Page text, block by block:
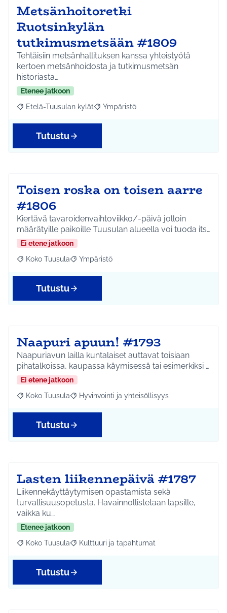
Metsänhoitoretki
Ruotsinkylän
tutkimusmetsään #1809
Tehtäisiin metsänhallituksen kanssa yhteistyötä
kertoen metsänhoidosta ja tutkimusmetsän
historiasta…
Etenee jatkoon
Rajaa tulokset aihepiirin mukaan: Etelä-Tuusulan kylät
Etelä-Tuusulan kylät Rajaa tulokset teeman mukaan:
Ympäristö
Tutustu
Toisen roska on toisen aarre
#1806
Kiertävä tavaroidenvaihtoviikko/-päivä jolloin
määrätyille paikoille Tuusulan alueella voi tuoda its…
Ei etene jatkoon
Rajaa tulokset aihepiirin mukaan: Koko Tuusula
Koko Tuusula Rajaa tulokset teeman mukaan: Ympäristö
Ympäristö
Tutustu
Naapuri apuun! #1793
Naapuriavun lailla kuntalaiset auttavat toisiaan
pihatalkoissa, kaupassa käymisessä tai esimerkiksi …
Ei etene jatkoon
Rajaa tulokset aihepiirin mukaan: Koko Tuusula
Koko Tuusula Rajaa tulokset teeman mukaan: Hyvinvointi ja
Hyvinvointi ja yhteisöllisyys
Tutustu
Lasten liikennepäivä #1787
Liikennekäyttäytymisen opastamista sekä
turvallisuusopetusta. Havainnollistetaan lapsille,
vaikka ku…
Etenee jatkoon
Rajaa tulokset aihepiirin mukaan: Koko Tuusula
Koko Tuusula Rajaa tulokset teeman mukaan: Kulttuuri ja
Kulttuuri ja tapahtumat
Tutustu